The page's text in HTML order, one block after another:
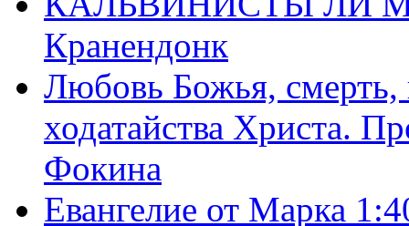
Кранендонк
Любовь Божья, смерть,
ходатайства Христа.
Фокина
Евангелие от Марка